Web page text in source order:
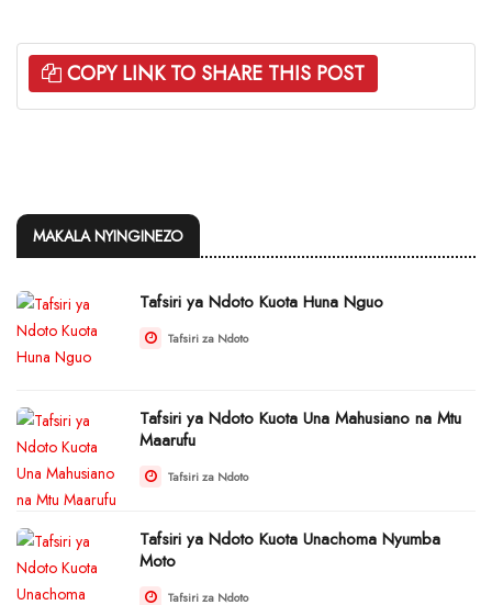
COPY LINK TO SHARE THIS POST
MAKALA NYINGINEZO
Tafsiri ya Ndoto Kuota Huna Nguo
Tafsiri za Ndoto
Tafsiri ya Ndoto Kuota Una Mahusiano na Mtu
Maarufu
Tafsiri za Ndoto
Tafsiri ya Ndoto Kuota Unachoma Nyumba
Moto
Tafsiri za Ndoto